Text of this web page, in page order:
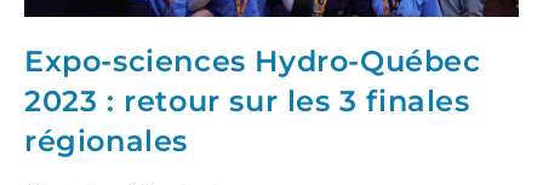
Expo-sciences Hydro-Québec
2023 : retour sur les 3 finales
régionales